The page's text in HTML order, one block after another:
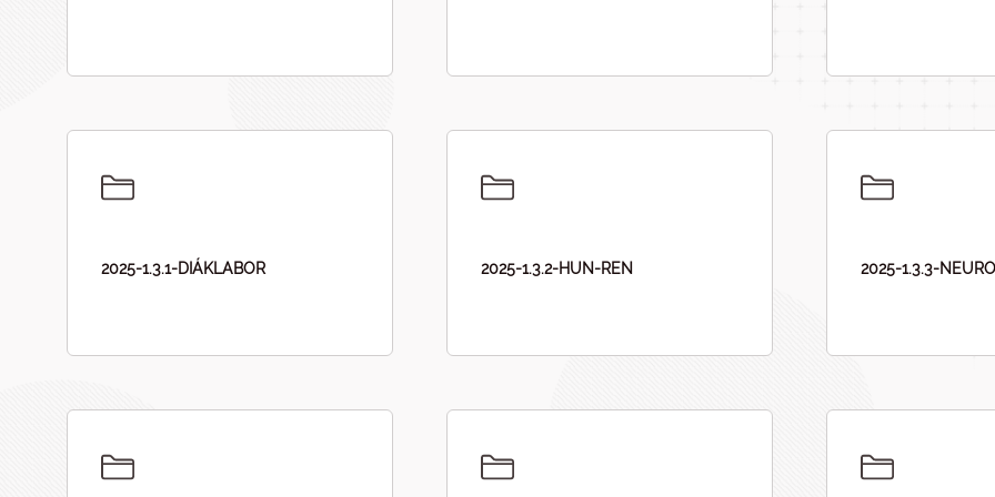
2025-1.3.1-DIÁKLABOR 2025-1.3.2-HUN-REN 2025-1.3.3-NEURO